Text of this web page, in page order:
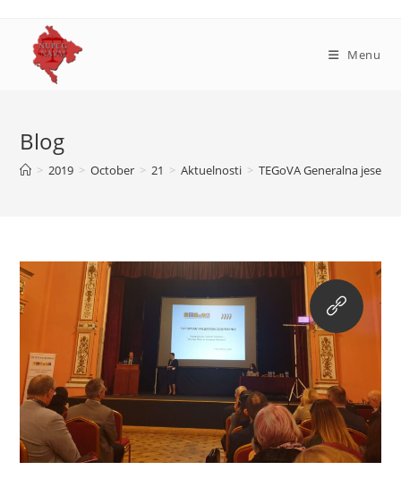
content
Menu
Blog
> 2019 > October > 21 > Aktuelnosti > TEGoVA Generalna